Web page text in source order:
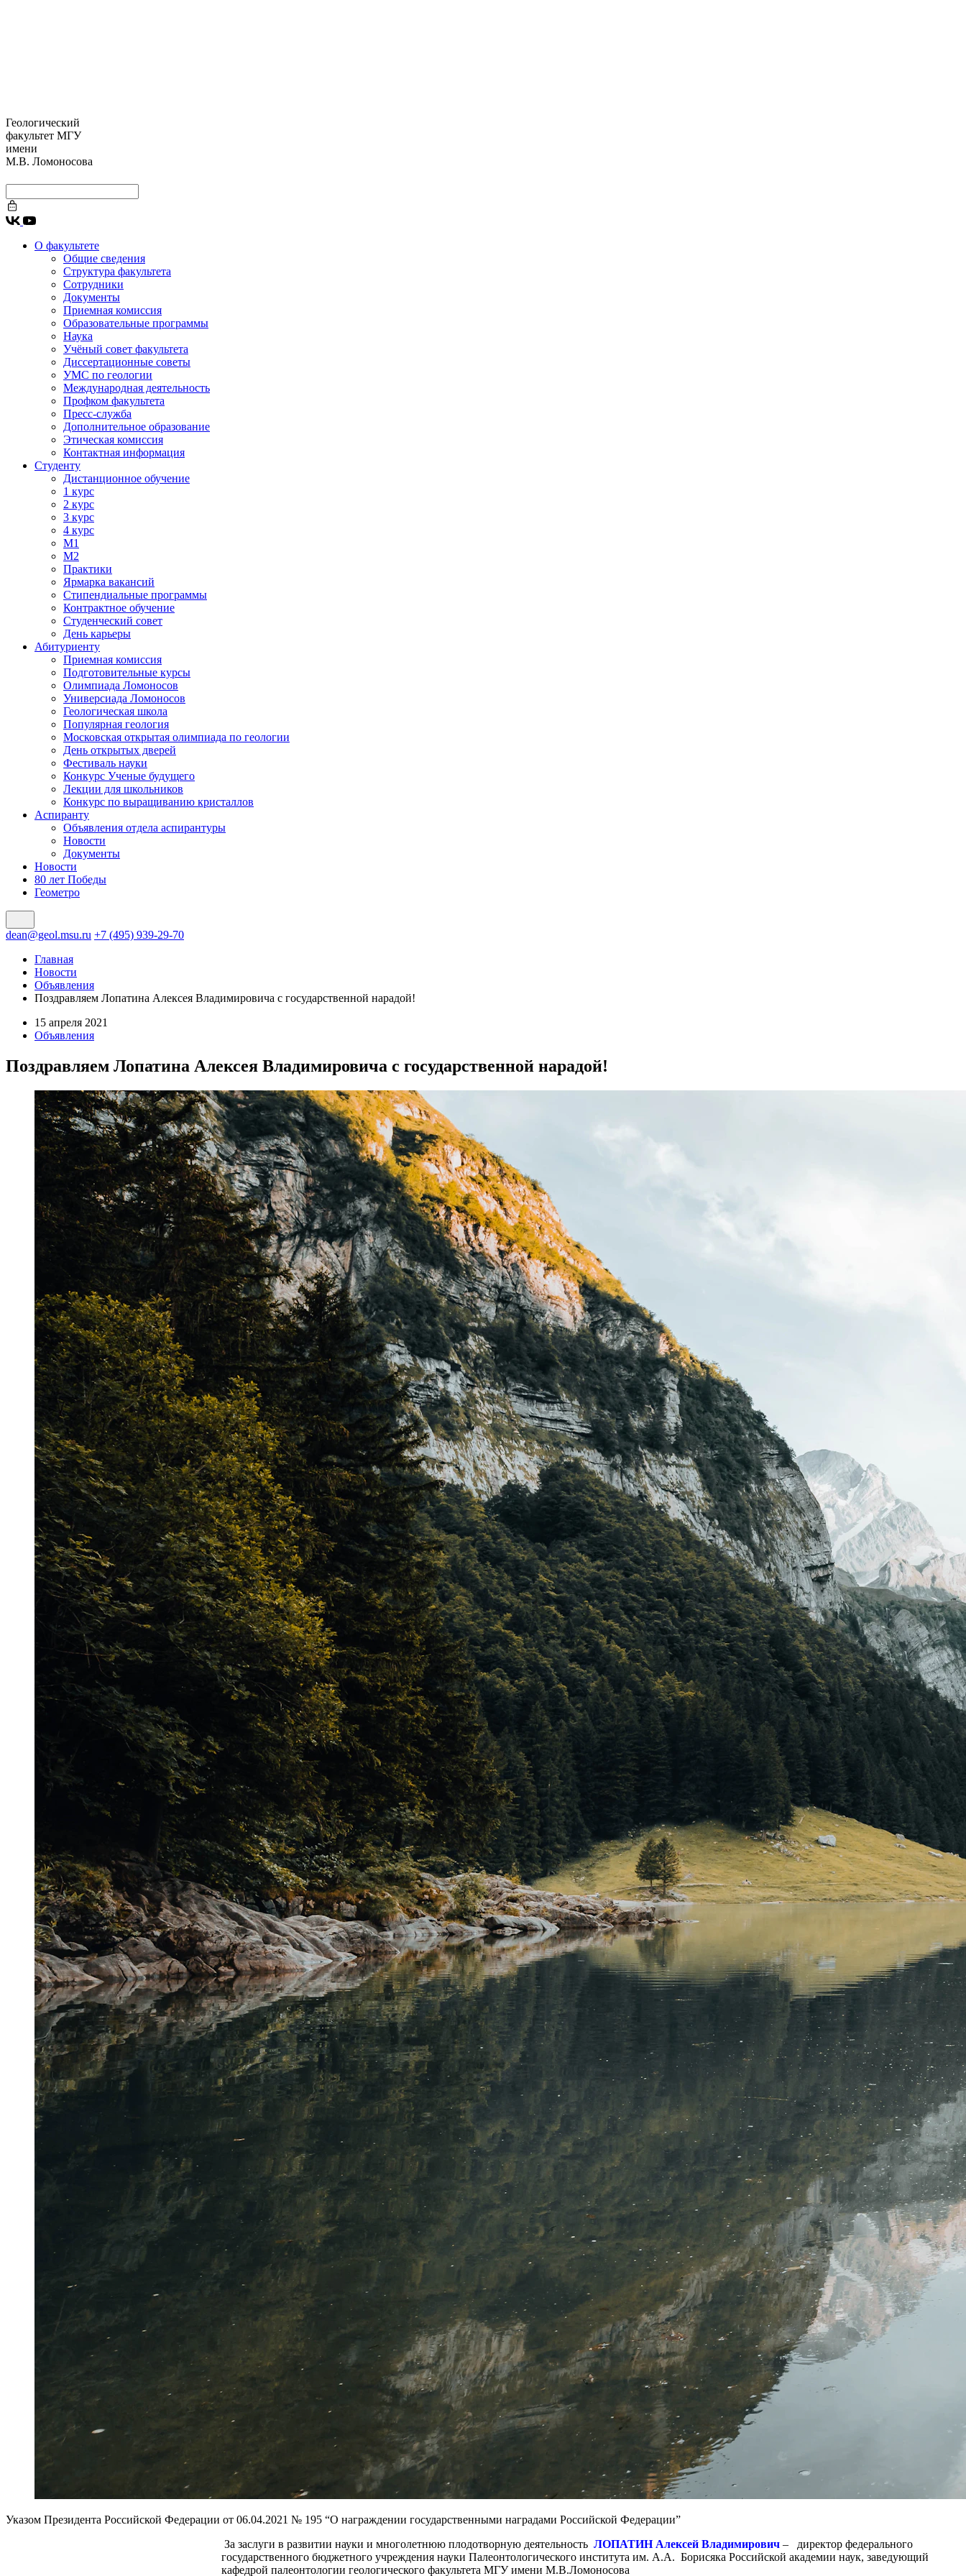
Геологический
факультет МГУ
имени
М.В. Ломоносова
О факультете
Общие сведения
Структура факультета
Сотрудники
Документы
Приемная комиссия
Образовательные программы
Наука
Учёный совет факультета
Диссертационные советы
УМС по геологии
Международная деятельность
Профком факультета
Пресс-служба
Дополнительное образование
Этическая комиссия
Контактная информация
Студенту
Дистанционное обучение
1 курс
2 курс
3 курс
4 курс
М1
М2
Практики
Ярмарка вакансий
Стипендиальные программы
Контрактное обучение
Студенческий совет
День карьеры
Абитуриенту
Приемная комиссия
Подготовительные курсы
Олимпиада Ломоносов
Универсиада Ломоносов
Геологическая школа
Популярная геология
Московская открытая олимпиада по геологии
День открытых дверей
Фестиваль науки
Конкурс Ученые будущего
Лекции для школьников
Конкурс по выращиванию кристаллов
Аспиранту
Объявления отдела аспирантуры
Новости
Документы
Новости
80 лет Победы
Геометро
dean@geol.msu.ru +7 (495) 939-29-70
Главная
Новости
Объявления
Поздравляем Лопатина Алексея Владимировича с государственной нарадой!
15 апреля 2021
Объявления
Поздравляем Лопатина Алексея Владимировича с государственной нарадой!
Указом Президента Российской Федерации от 06.04.2021 № 195 “О награждении государственными наградами Российской Федерации”
За заслуги в развитии науки и многолетнюю плодотворную деятельность ЛОПАТИН Алексей Владимирович – директор федерального
государственного бюджетного учреждения науки Палеонтологического института им. А.А. Борисяка Российской академии наук, заведующий
кафедрой палеонтологии геологического факультета МГУ имени М.В.Ломоносова